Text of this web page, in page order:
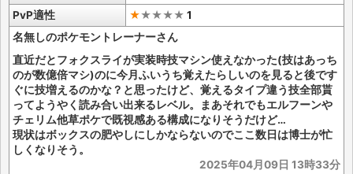
PvP適性
★★★★★ 1
名無しのポケモントレーナーさん
直近だとフォクスライが実装時技マシン使えなかった(技はあっち
のが数億倍マシ)のに今月ふいうち覚えたらしいのを見ると後です
ぐに技増えるのかな？と思ったけど、覚えるタイプ違う技全部貰
ってようやく読み合い出来るレベル。まあそれでもエルフーンや
チェリム他草ポケで既視感ある構成になりそうだけど…
現状はボックスの肥やしにしかならないのでここ数日は博士が忙
しくなりそう。
2025年04月09日 13時33分